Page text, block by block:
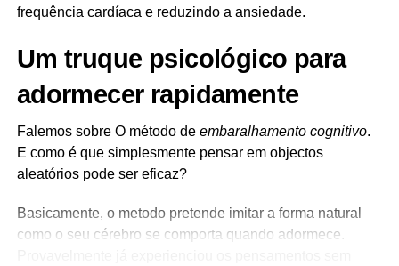
frequência cardíaca e reduzindo a ansiedade.
Um truque psicológico para
adormecer rapidamente
Falemos sobre O método de embaralhamento cognitivo.
E como é que simplesmente pensar em objectos
aleatórios pode ser eficaz?
Basicamente, o metodo pretende imitar a forma natural
como o seu cérebro se comporta quando adormece.